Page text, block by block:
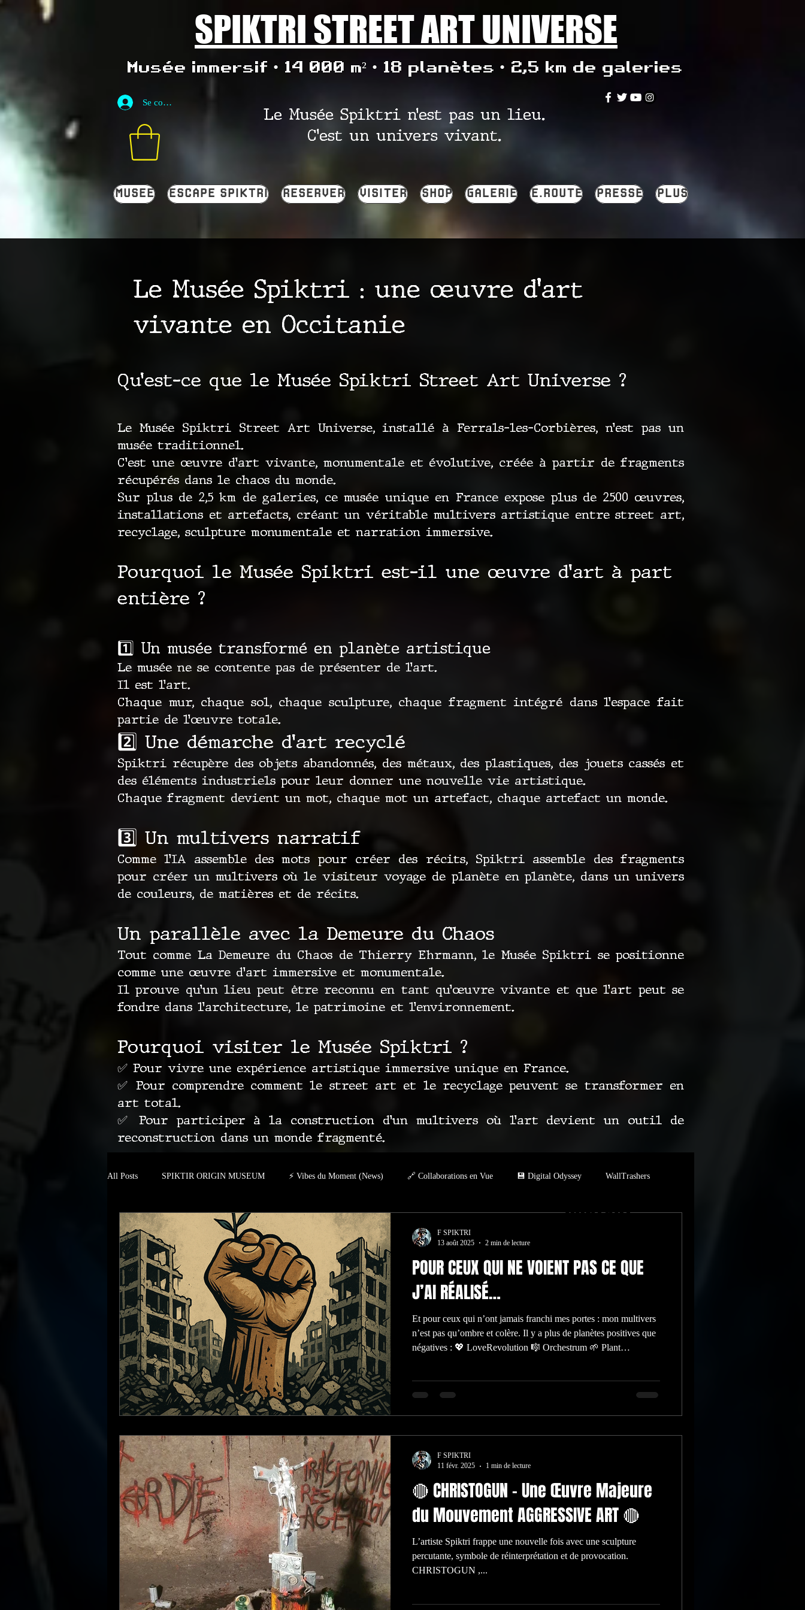
SPIKTRI STREET ART UNIVERSE
Musée immersif • 14 000 m² • 18 planètes • 2,5 km de galeries
Se connecter
Le Musée Spiktri n’est pas un lieu.
C’est un univers vivant.
MUSEE ESCAPE SPIKTRI RESERVER VISITER SHOP GALERIE E.ROUTE PRESSE PLUS
Le Musée Spiktri : une œuvre d’art
vivante en Occitanie
Qu’est-ce que le Musée Spiktri Street Art Universe ?
Le Musée Spiktri Street Art Universe, installé à Ferrals-les-Corbières, n’est pas un
musée traditionnel.
C’est une œuvre d’art vivante, monumentale et évolutive, créée à partir de fragments
récupérés dans le chaos du monde.
Sur plus de 2,5 km de galeries, ce musée unique en France expose plus de 2500 œuvres,
installations et artefacts, créant un véritable multivers artistique entre street art,
recyclage, sculpture monumentale et narration immersive.
Pourquoi le Musée Spiktri est-il une œuvre d’art à part
entière ?
1️⃣ Un musée transformé en planète artistique
Le musée ne se contente pas de présenter de l’art.
Il est l’art.
Chaque mur, chaque sol, chaque sculpture, chaque fragment intégré dans l’espace fait
partie de l’œuvre totale.
2️⃣ Une démarche d’art recyclé
Spiktri récupère des objets abandonnés, des métaux, des plastiques, des jouets cassés et
des éléments industriels pour leur donner une nouvelle vie artistique.
Chaque fragment devient un mot, chaque mot un artefact, chaque artefact un monde.
3️⃣ Un multivers narratif
Comme l’IA assemble des mots pour créer des récits, Spiktri assemble des fragments
pour créer un multivers où le visiteur voyage de planète en planète, dans un univers
de couleurs, de matières et de récits.
Un parallèle avec la Demeure du Chaos
Tout comme La Demeure du Chaos de Thierry Ehrmann, le Musée Spiktri se positionne
comme une œuvre d’art immersive et monumentale.
Il prouve qu’un lieu peut être reconnu en tant qu’œuvre vivante et que l’art peut se
fondre dans l’architecture, le patrimoine et l’environnement.
Pourquoi visiter le Musée Spiktri ?
✅ Pour vivre une expérience artistique immersive unique en France.
✅ Pour comprendre comment le street art et le recyclage peuvent se transformer en
art total.
✅ Pour participer à la construction d’un multivers où l’art devient un outil de
reconstruction dans un monde fragmenté.
All Posts SPIKTIR ORIGIN MUSEUM ⚡ Vibes du Moment (News) 🔗 Collaborations en Vue 💾 Digital Odyssey WallTrashers
Autour de Carcassonne Barcelona – Visita Spiktri GROUND ZERO – NFT IMPOSSIBLE
AN ARTISTIC REBELLION IN MOTION
POUR CEUX QUI NE VOIENT PAS CE QUE
J’AI RÉALISÉ…
Et pour ceux qui n’ont jamais franchi mes portes : mon multivers
n’est pas qu’ombre et colère. Il y a plus de planètes positives que
négatives : 💖 LoveRevolution 🎼 Orchestrum 🌱 Plant
F SPIKTRI
13 août 2025
2 min de lecture
🔴 CHRISTOGUN - Une Œuvre Majeure
du Mouvement AGGRESSIVE ART 🔴
L’artiste Spiktri frappe une nouvelle fois avec une sculpture
percutante, symbole de réinterprétation et de provocation.
CHRISTOGUN ,...
F SPIKTRI
11 févr. 2025
1 min de lecture
CONTACT